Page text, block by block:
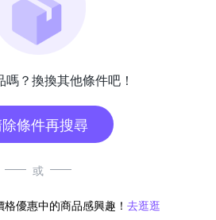
嗎？換換其他條件吧！
條件再搜尋
或
優惠中的商品感興趣！ 去逛逛